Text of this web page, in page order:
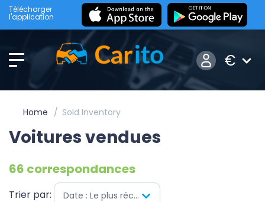
Télécharger
l'application
€
Home Sold Inventory
Voitures vendues
66 correspondances
Trier par: Date : Le plus récent en premier